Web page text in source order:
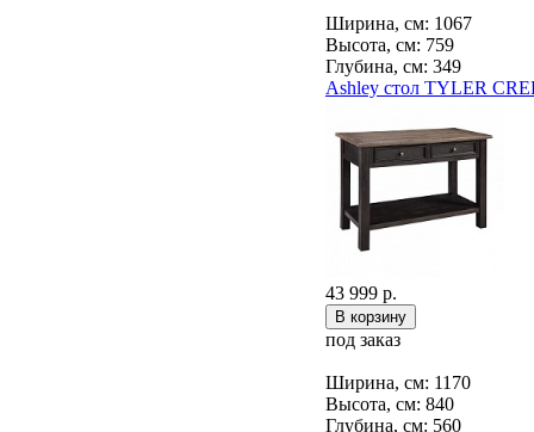
Ширина, см: 1067
Высота, см: 759
Глубина, см: 349
Ashley стол TYLER
43 999 р.
под заказ
Ширина, см: 1170
Высота, см: 840
Глубина, см: 560